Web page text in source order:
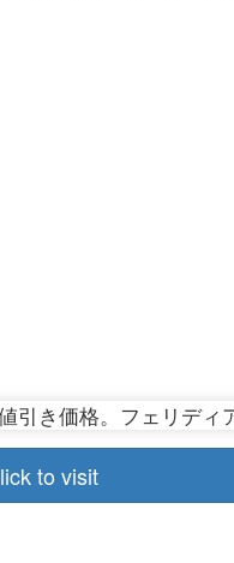
to visit